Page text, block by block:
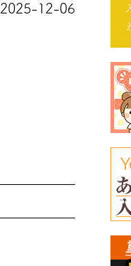
2025-12-06